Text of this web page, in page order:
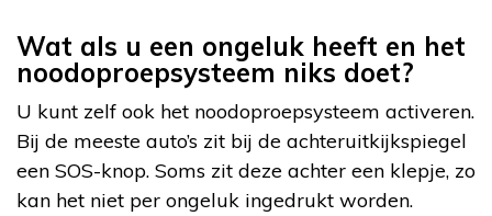
Wat als u een ongeluk heeft en het
noodoproepsysteem niks doet?
U kunt zelf ook het noodoproepsysteem activeren.
Bij de meeste auto’s zit bij de achteruitkijkspiegel
een SOS-knop. Soms zit deze achter een klepje, zo
kan het niet per ongeluk ingedrukt worden.